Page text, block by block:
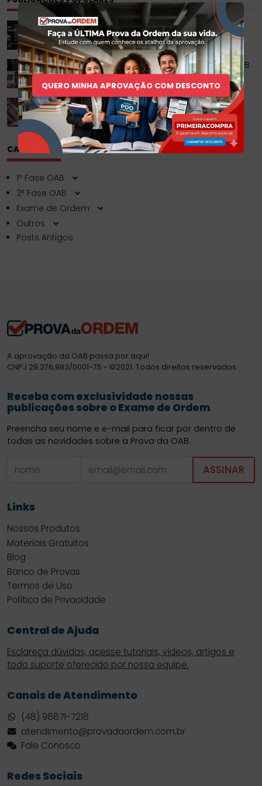
Roteiro de Estudo para 2ª Fase da OAB
Como escolher as Melhores Apostilas para OAB
1ª Fase?
Questões Comentadas da OAB
CATEGORIAS
1ª Fase OAB
2ª Fase OAB
Exame de Ordem
Outros
Posts Antigos
A aprovação da OAB passa por aqui!
CNPJ 29.276,983/0001-75 - ©2021. Todos direitos reservados.
Receba com exclusividade nossas
publicações sobre o Exame de Ordem
Preencha seu nome e e-mail para ficar por dentro de
todas as novidades sobre a Prova da OAB.
ASSINAR
Links
Nossos Produtos
Materiais Gratuitos
Blog
Banco de Provas
Termos de Uso
Política de Privacidade
Central de Ajuda
Esclareça dúvidas, acesse tutoriais, vídeos, artigos e
todo suporte oferecido por nossa equipe.
Canais de Atendimento
(48) 98871-7218
atendimento@provadaordem.com.br
Fale Conosco
Redes Sociais
QUERO MINHA APROVAÇÃO COM DESCONTO